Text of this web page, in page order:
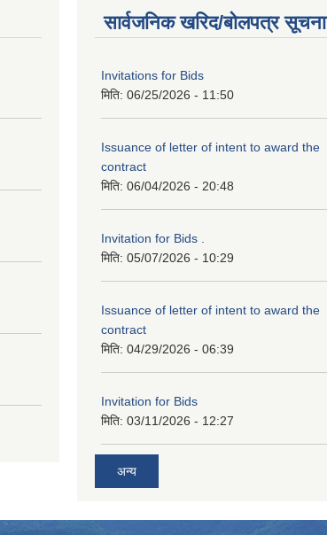
सार्वजनिक खरिद/बोलपत्र सूचना
Invitations for Bids
मिति: 06/25/2026 - 11:50
Issuance of letter of intent to award the
contract
मिति: 06/04/2026 - 20:48
Invitation for Bids .
मिति: 05/07/2026 - 10:29
Issuance of letter of intent to award the
contract
मिति: 04/29/2026 - 06:39
Invitation for Bids
मिति: 03/11/2026 - 12:27
अन्य